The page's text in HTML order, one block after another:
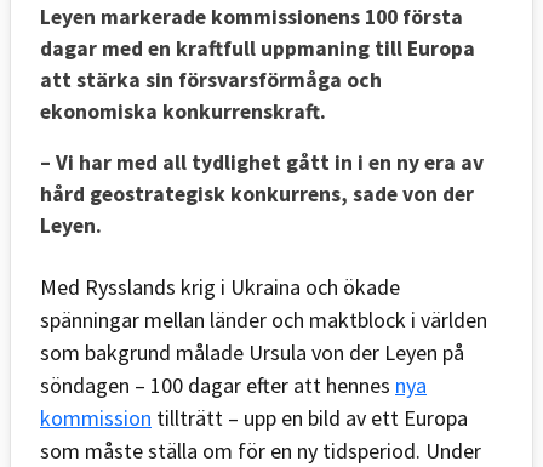
Leyen markerade kommissionens 100 första
dagar med en kraftfull uppmaning till Europa
att stärka sin försvarsförmåga och
ekonomiska konkurrenskraft.
– Vi har med all tydlighet gått in i en ny era av
hård geostrategisk konkurrens, sade von der
Leyen.
Med Rysslands krig i Ukraina och ökade
spänningar mellan länder och maktblock i världen
som bakgrund målade Ursula von der Leyen på
söndagen – 100 dagar efter att hennes nya
kommission tillträtt – upp en bild av ett Europa
som måste ställa om för en ny tidsperiod. Under